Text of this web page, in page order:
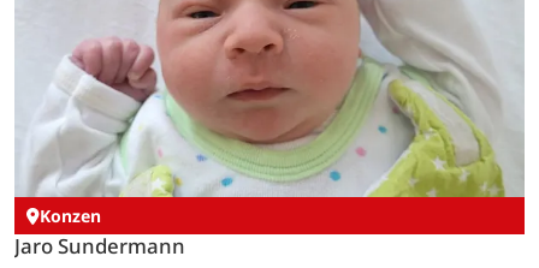
Konzen
Jaro Sundermann